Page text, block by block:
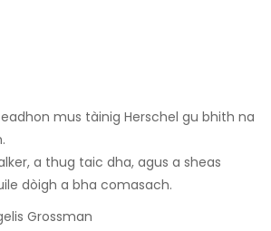
mus tàinig Herschel gu bhith na
a thug taic dha, agus a sheas
dòigh a bha comasach.